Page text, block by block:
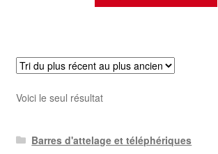
Voici le seul résultat
Barres d'attelage et téléphériques